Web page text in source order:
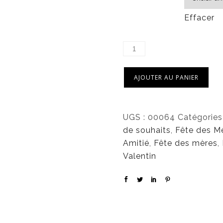
Effacer
AJOUTER AU PANIER
UGS : 00064
de souhaits, Fête des
Amitié, Fête des mères,
Valentin